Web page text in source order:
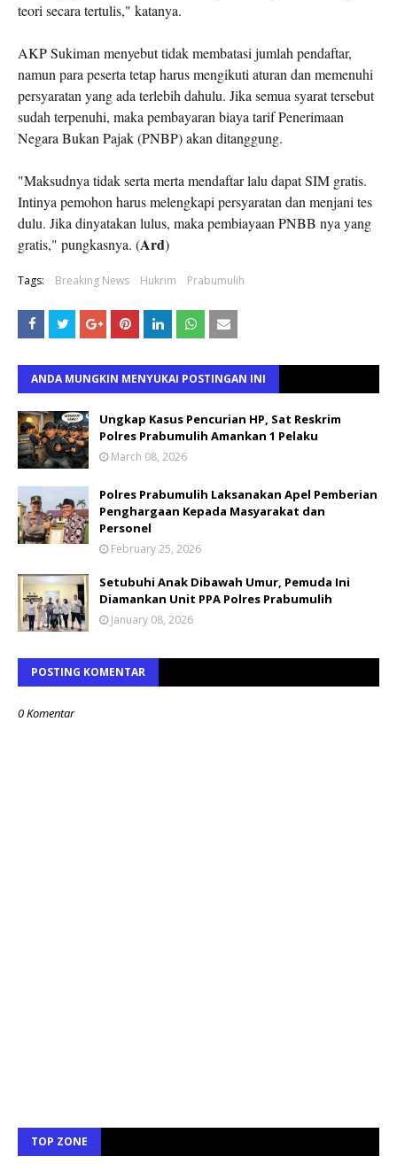
teori secara tertulis," katanya.
AKP Sukiman menyebut tidak membatasi jumlah pendaftar,
namun para peserta tetap harus mengikuti aturan dan memenuhi
persyaratan yang ada terlebih dahulu. Jika semua syarat tersebut
sudah terpenuhi, maka pembayaran biaya tarif Penerimaan
Negara Bukan Pajak (PNBP) akan ditanggung.
"Maksudnya tidak serta merta mendaftar lalu dapat SIM gratis.
Intinya pemohon harus melengkapi persyaratan dan menjani tes
dulu. Jika dinyatakan lulus, maka pembiayaan PNBB nya yang
gratis," pungkasnya. (Ard)
Tags: Breaking News Hukrim Prabumulih
ANDA MUNGKIN MENYUKAI POSTINGAN INI
Ungkap Kasus Pencurian HP, Sat Reskrim
Polres Prabumulih Amankan 1 Pelaku
March 08, 2026
Polres Prabumulih Laksanakan Apel Pemberian
Penghargaan Kepada Masyarakat dan
Personel
February 25, 2026
Setubuhi Anak Dibawah Umur, Pemuda Ini
Diamankan Unit PPA Polres Prabumulih
January 08, 2026
POSTING KOMENTAR
0 Komentar
TOP ZONE